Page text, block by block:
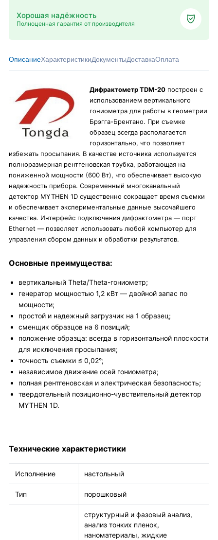
Хорошая надёжность
Полноценная гарантия от производителя
ОписаниеХарактеристикиДокументыДоставкаОплата
Дифрактометр TDM-20 построен с
использованием вертикального
гониометра для работы в геометрии
Брэгга-Брентано. При съемке
образец всегда располагается
горизонтально, что позволяет
избежать просыпания. В качестве источника используется
полноразмерная рентгеновская трубка, работающая на
пониженной мощности (600 Вт), что обеспечивает высокую
надежность прибора. Современный многоканальный
детектор MYTHEN 1D существенно сокращает время съемки
и обеспечивает экспериментальные данные высочайшего
качества. Интерфейс подключения дифрактометра — порт
Ethernet — позволяет использовать любой компьютер для
управления сбором данных и обработки результатов.
Основные преимущества:
вертикальный Theta/Theta-гониометр;
генератор мощностью 1,2 кВт — двойной запас по
мощности;
простой и надежный загрузчик на 1 образец;
сменщик образцов на 6 позиций;
положение образца: всегда в горизонтальной плоскости
для исключения просыпания;
точность съемки ≤ 0,02°;
независимое движение осей гониометра;
полная рентгеновская и электрическая безопасность;
твердотельный позиционно-чувствительный детектор
MYTHEN 1D.
Технические характеристики
Исполнение настольный
Тип порошковый
структурный и фазовый анализ,
анализ тонких пленок,
наноматериалы, жидкие